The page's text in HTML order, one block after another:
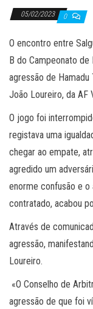
05/02/2023 0
O encontro entre
B do Campeonato
agressão de
João Loureiro, da AF
O jogo foi
registava uma
chegar ao empate,
agredido um
enorme confusão e o
contratado, acabou
Através de
agressão,
Loureiro.
«O Conselho de
agressão de que foi